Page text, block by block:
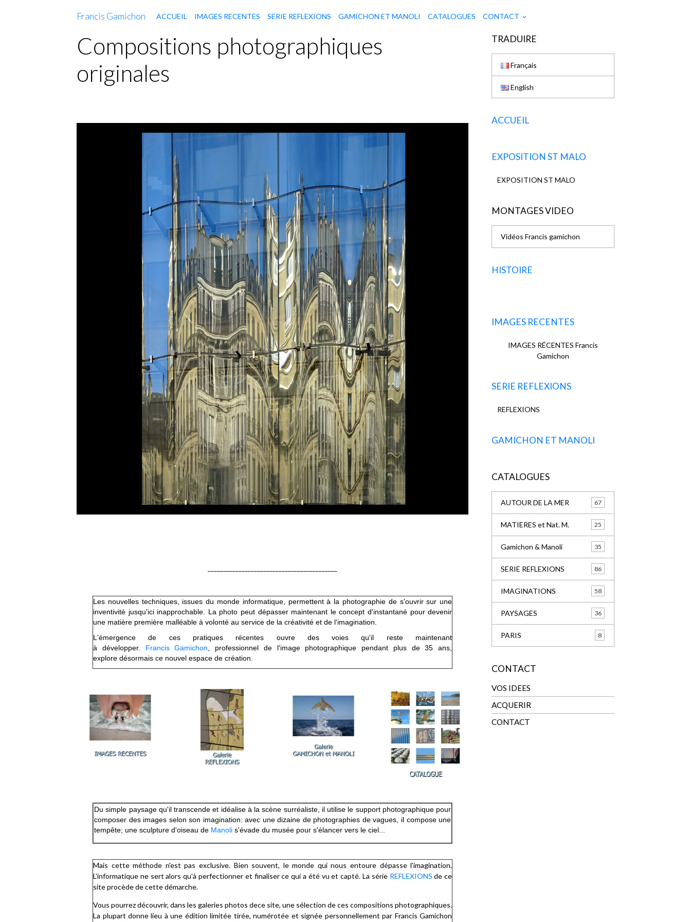
Francis Gamichon ACCUEIL IMAGES RECENTES SERIE REFLEXIONS GAMICHON ET MANOLI CATALOGUES CONTACT
Compositions photographiques
originales
Les nouvelles techniques, issues du monde informatique, permettent à la photographie de s'ouvrir sur une
inventivité jusqu'ici inapprochable. La photo peut dépasser maintenant le concept d'instantané pour devenir
une matière première malléable à volonté au service de la créativité et de l'imagination.
L'émergence de ces pratiques récentes ouvre des voies qu'il reste maintenant
à développer. Francis Gamichon, professionnel de l'image photographique pendant plus de 35 ans,
explore désormais ce nouvel espace de création.
Du simple paysage qu'il transcende et idéalise à la scène surréaliste, il utilise le support photographique pour
composer des images selon son imagination: avec une dizaine de photographies de vagues, il compose une
tempête; une sculpture d'oiseau de Manoli s'évade du musée pour s'élancer vers le ciel...
Mais cette méthode n'est pas exclusive. Bien souvent, le monde qui nous entoure dépasse l'imagination.
L'informatique ne sert alors qu'à perfectionner et finaliser ce qui a été vu et capté. La série REFLEXIONS de ce
site procède de cette démarche.
Vous pourrez découvrir, dans les galeries photos dece site, une sélection de ces compositions photographiques.
La plupart donne lieu à une édition limitée tirée, numérotée et signée personnellement par Francis Gamichon
TRADUIRE
Français
English
ACCUEIL
EXPOSITION ST MALO
EXPOSITION ST MALO
MONTAGES VIDEO
Vidéos Francis gamichon
HISTOIRE
IMAGES RECENTES
IMAGES RÉCENTES Francis
Gamichon
SERIE REFLEXIONS
REFLEXIONS
GAMICHON ET MANOLI
CATALOGUES
AUTOUR DE LA MER 67
MATIERES et Nat. M. 25
Gamichon & Manoli 35
SERIE REFLEXIONS 86
IMAGINATIONS 58
PAYSAGES 36
PARIS 8
CONTACT
VOS IDEES
ACQUERIR
CONTACT